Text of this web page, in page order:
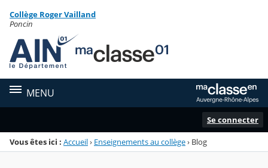
Menu de la rubrique
Contenu
Collège Roger Vailland
Poncin
MENU
Se connecter
Vous êtes ici : Accueil› Enseignements au collège› Blog